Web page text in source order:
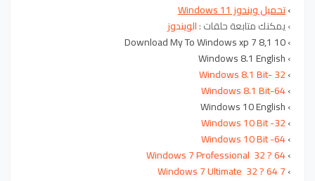
›تحميل ويندوز Windows 11
›يمكنك متابعة حلقات :الويندوز
›
Download My To Windows xp 7 8,1 10
›
Windows 8.1 English
›
32 -Windows 8.1 Bit
›
64-Windows 8.1 Bit
›
Windows 10 English
›
32- Windows 10 Bit
›
64- Windows 10 Bit
›
Windows 7 Professional 32 ? 64
›
7 Windows 7 Ultimate 32 ? 64